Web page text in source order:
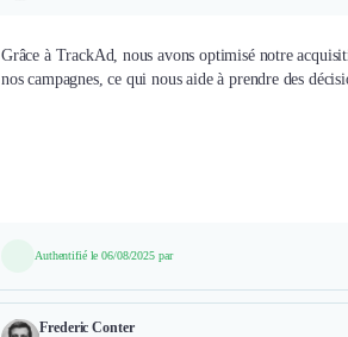
Grâce à TrackAd, nous avons optimisé notre
nos campagnes, ce qui nous aide à prendre des
Authentifié le 06/08/2025 par
Frederic Conter